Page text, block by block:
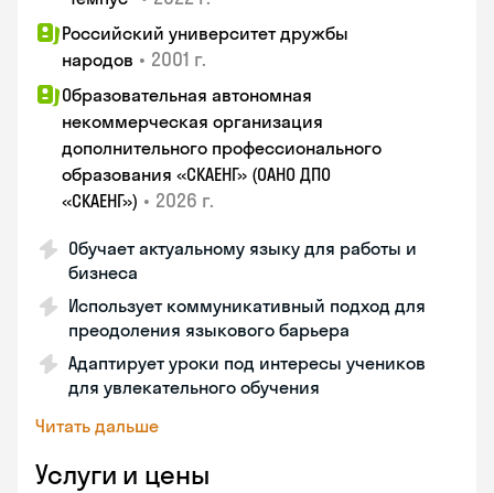
Российский университет дружбы
народов • 2001 г.
Образовательная автономная
некоммерческая организация
дополнительного профессионального
образования «СКАЕНГ» (ОАНО ДПО
«СКАЕНГ») • 2026 г.
Обучает актуальному языку для работы и
бизнеса
Использует коммуникативный подход для
преодоления языкового барьера
Адаптирует уроки под интересы учеников
для увлекательного обучения
Читать дальше
Услуги и цены